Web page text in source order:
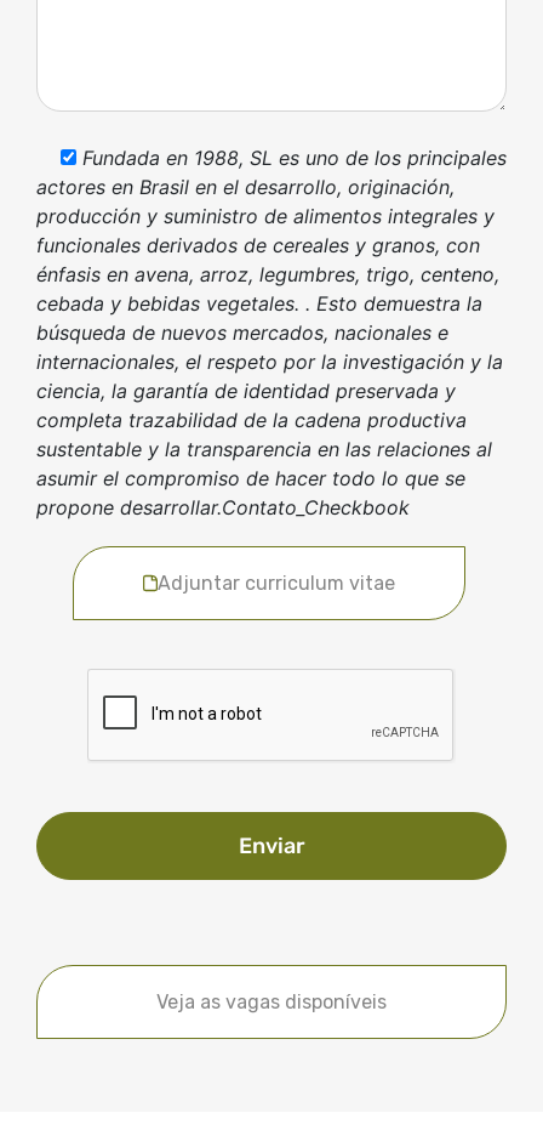
Fundada en 1988, SL es uno de los principales
actores en Brasil en el desarrollo, originación,
producción y suministro de alimentos integrales y
funcionales derivados de cereales y granos, con
énfasis en avena, arroz, legumbres, trigo, centeno,
cebada y bebidas vegetales. . Esto demuestra la
búsqueda de nuevos mercados, nacionales e
internacionales, el respeto por la investigación y la
ciencia, la garantía de identidad preservada y
completa trazabilidad de la cadena productiva
sustentable y la transparencia en las relaciones al
asumir el compromiso de hacer todo lo que se
propone desarrollar.Contato_Checkbook
Adjuntar curriculum vitae
Enviar
Veja as vagas disponíveis